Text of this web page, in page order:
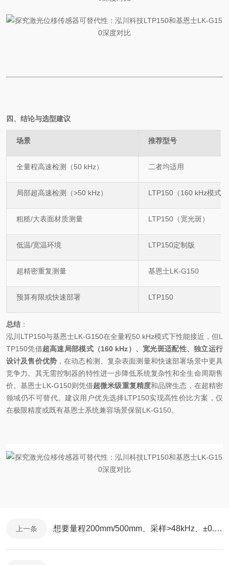
四、结论与选型建议
场景 推荐型号
全量程高速检测（50 kHz） 二者均适用
局部超高速检测（>50 kHz） LTP150 （160 kHz模式）
粗糙/大表面材质测量 LTP150 （宽光斑）
低温/宽温环境 LTP150定制版
超精密重复测量 基恩士LK-G150
预算有限或快速部署 LTP150
总结 ：
泓川 LTP150与基恩士LK-G150在全量程50 kHz模式下性能接近，但L
TP150凭借超高速局部模式（160 kHz）、宽光斑适配性、独立运行
设计及售价优势，在动态检测、复杂表面测量和快速部署场景中更具
竞争力。其无需控制器的特性进一步降低系统复杂性和全生命周期售
价。基恩士LK-G150则凭借超微米级重复精度和品牌生态，在超精密
领域仍不可替代。建议用户优先选择LTP150实现高性价比方案，仅
在极限精度或既有基恩士系统兼容场景保留LK-G150。
上一条 想要量程200mm/500mm、采样>48kHz、±0.05%线性度的激光位移传感器？